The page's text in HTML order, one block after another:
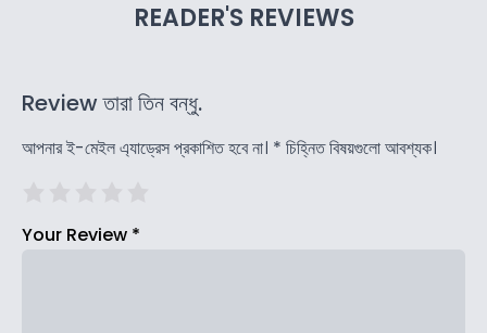
READER'S REVIEWS
Review তারা তিন বন্ধু.
আপনার ই-মেইল এ্যাড্রেস প্রকাশিত হবে না। * চিহ্নিত বিষয়গুলো আবশ্যক।
Your Review *